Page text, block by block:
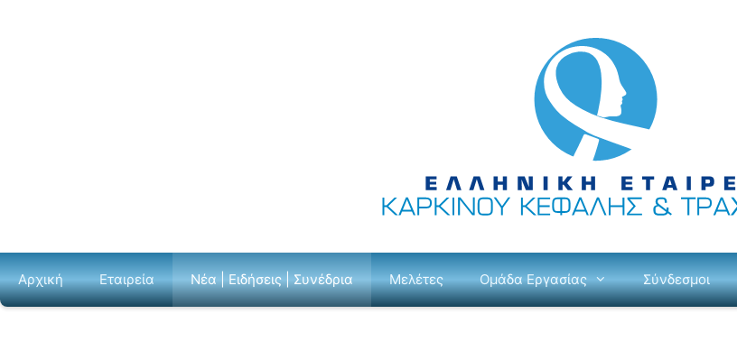
Αρχική Εταιρεία Νέα | Ειδήσεις | Συνέδρια Μελέτες Ομάδα Εργασίας Σύνδεσμοι